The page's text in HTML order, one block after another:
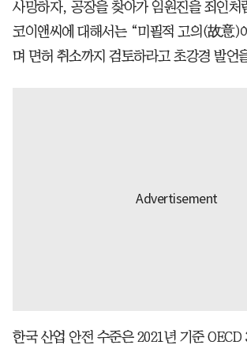
사망하자, 공장을 찾아가 임원진을 죄인처
코이앤씨에 대해서는 “미필적 고의(故意)
며 면허 취소까지 검토하라고 초강경 발언
한국 산업 안전 수준은 2021년 기준 OECD